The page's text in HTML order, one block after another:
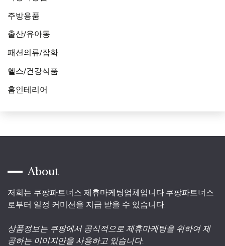
주방용품
출산/유아동
패션의류/잡화
헬스/건강식품
홈인테리어
About
저희는 쿠팡파트너스 제휴마케팅업체입니다.쿠팡파트너스
로부터 일정 커미션을 지급 받을 수 있습니다.
상품정보는 쿠팡에서 공식적으로 제휴마케팅을 위하여 제
공하는 이미지만을 사용하고 있습니다.